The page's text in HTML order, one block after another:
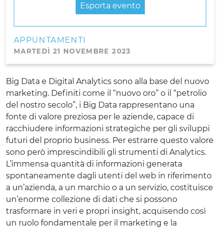
Esporta evento
APPUNTAMENTI
MARTEDÌ 21 NOVEMBRE 2023
Big Data e Digital Analytics sono alla base del nuovo
marketing. Definiti come il “nuovo oro” o il “petrolio
del nostro secolo”, i Big Data rappresentano una
fonte di valore preziosa per le aziende, capace di
racchiudere informazioni strategiche per gli sviluppi
futuri del proprio business. Per estrarre questo valore
sono però imprescindibili gli strumenti di Analytics.
L’immensa quantità di informazioni generata
spontaneamente dagli utenti del web in riferimento
a un’azienda, a un marchio o a un servizio, costituisce
un’enorme collezione di dati che si possono
trasformare in veri e propri insight, acquisendo così
un ruolo fondamentale per il marketing e la